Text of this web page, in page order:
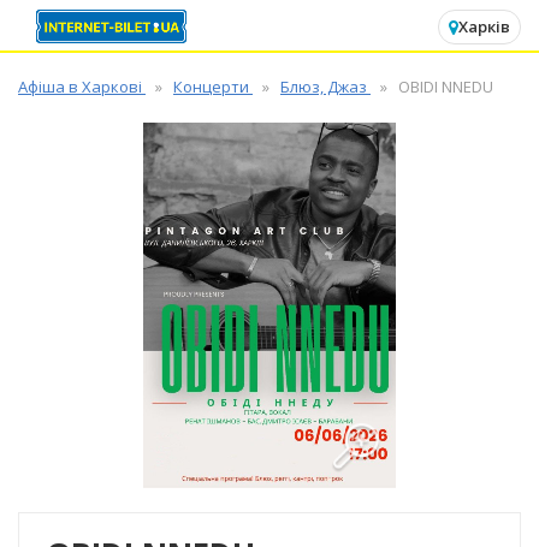
Харків
Афіша в Харкові Концерти Блюз, Джаз OBIDI NNEDU